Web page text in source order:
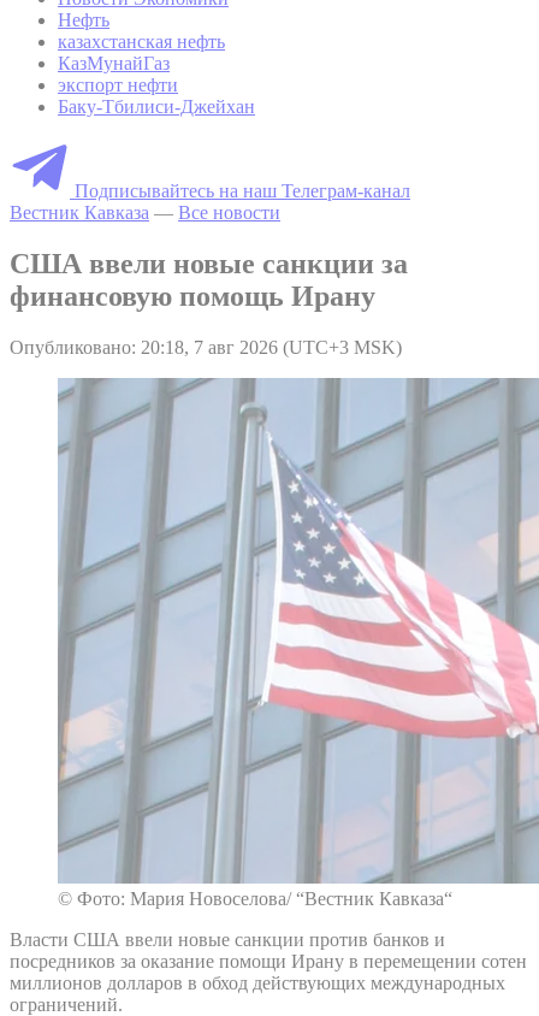
Нефть
казахстанская нефть
КазМунайГаз
экспорт нефти
Баку-Тбилиси-Джейхан
Подписывайтесь на наш Телеграм-канал
Вестник Кавказа — Все новости
США ввели новые санкции за
финансовую помощь Ирану
Опубликовано: 20:18, 7 авг 2026 (UTC+3 MSK)
© Фото: Мария Новоселова/ “Вестник Кавказа“
Власти США ввели новые санкции против банков и
посредников за оказание помощи Ирану в перемещении сотен
миллионов долларов в обход действующих международных
ограничений.